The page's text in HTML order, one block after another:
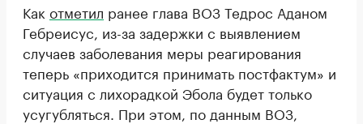
Как отметил ранее глава ВОЗ Тедрос Аданом
Гебреисус, из-за задержки с выявлением
случаев заболевания меры реагирования
теперь «приходится принимать постфактум» и
ситуация с лихорадкой Эбола будет только
усугубляться. При этом, по данным ВОЗ,